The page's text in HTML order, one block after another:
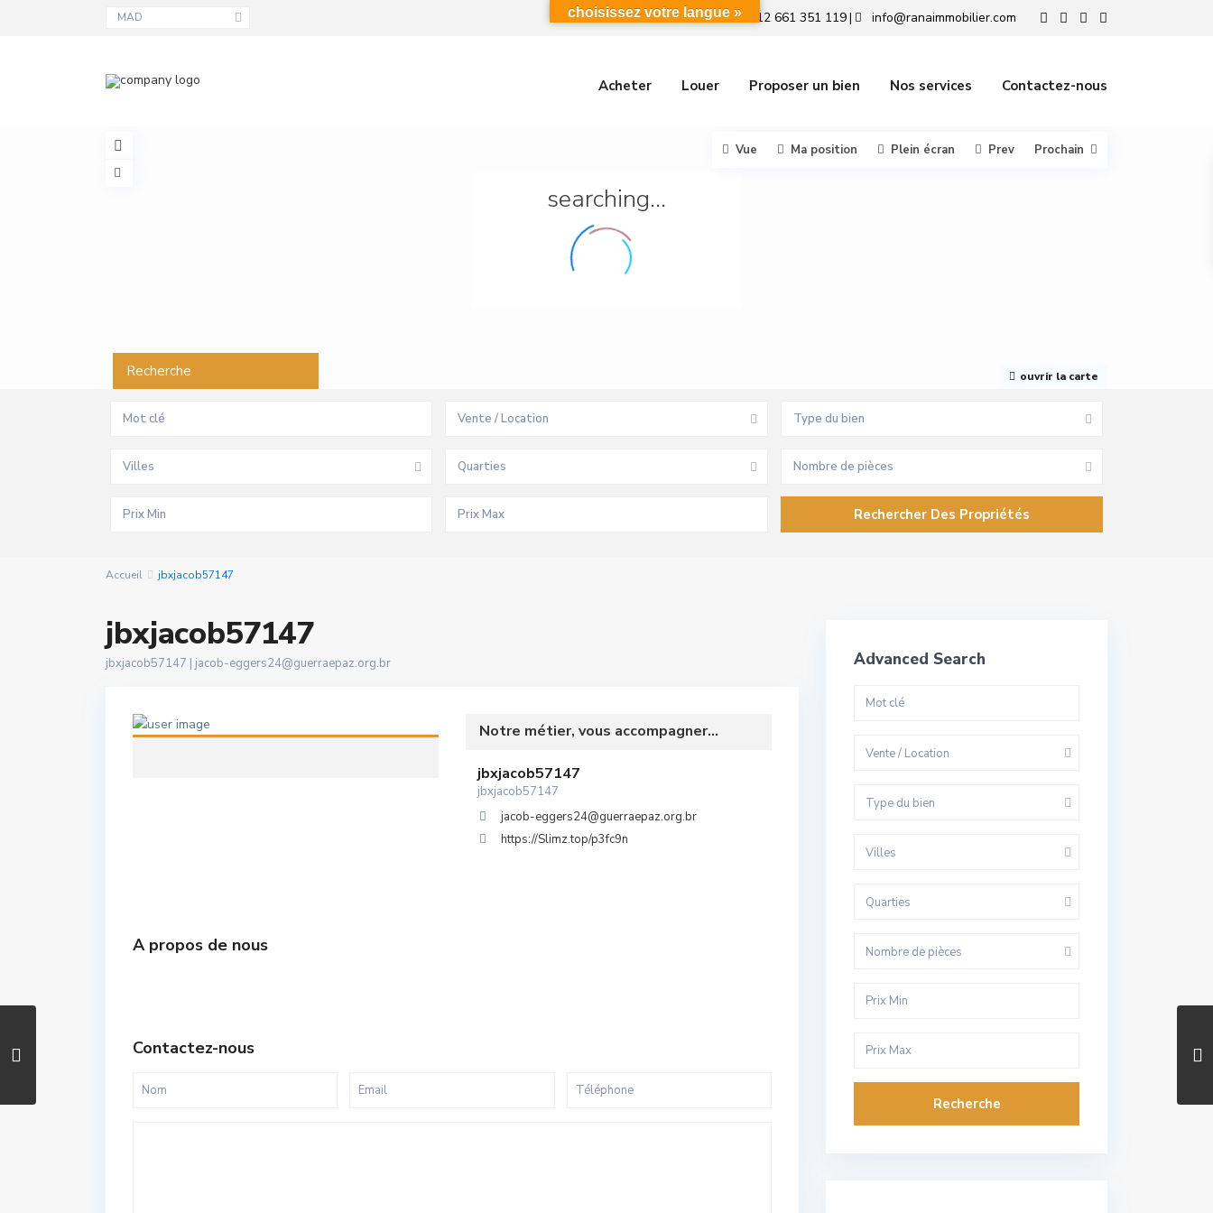
MAD +212 661 351 119| info@ranaimmobilier.com
Acheter Louer Proposer un bien Nos services Contactez-nous
searching...
ouvrir la carte
Vue Ma position Plein écran Prev Prochain
Recherche
Vente / Location Type du bien
Villes Quarties Nombre de pièces
Accueil jbxjacob57147
jbxjacob57147
jbxjacob57147 | jacob-eggers24@guerraepaz.org.br
Notre métier, vous accompagner...
jbxjacob57147
jbxjacob57147
jacob-eggers24@guerraepaz.org.br
https://Slimz.top/p3fc9n
A propos de nous
Contactez-nous
Advanced Search
Vente / Location
Type du bien
Villes
Quarties
Nombre de pièces
Recherche
choisissez votre langue »